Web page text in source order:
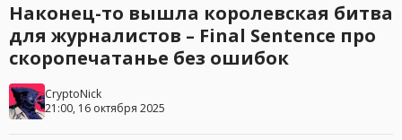
Наконец-то вышла королевская битва
для журналистов – Final Sentence про
скоропечатанье без ошибок
CryptoNick
21:00, 16 октября 2025